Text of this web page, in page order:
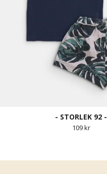
- STORLEK 92 -
109 kr